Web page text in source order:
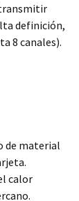
definición,
8 canales).
de material
calor